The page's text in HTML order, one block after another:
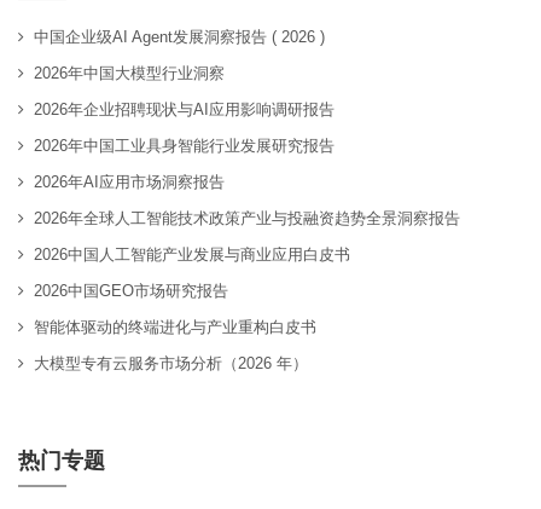
中国企业级AI Agent发展洞察报告 ( 2026 )
2026年中国大模型行业洞察
2026年企业招聘现状与AI应用影响调研报告
2026年中国工业具身智能行业发展研究报告
2026年AI应用市场洞察报告
2026年全球人工智能技术政策产业与投融资趋势全景洞察报告
2026中国人工智能产业发展与商业应用白皮书
2026中国GEO市场研究报告
智能体驱动的终端进化与产业重构白皮书
大模型专有云服务市场分析（2026 年）
热门专题